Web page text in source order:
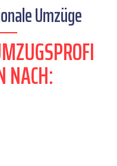
Umzüge
NACH: